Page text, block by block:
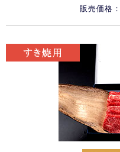
販売価格：